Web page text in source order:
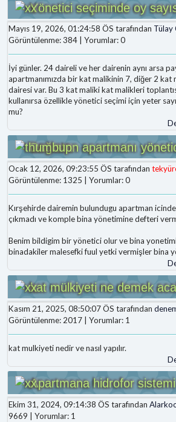
Yönetici seçiminde oy
Mayıs 19, 2026, 01:24:58 ÖS tarafından Tülay
Görüntülenme: 384 | Yorumlar: 0
İyi günler. 24 daireli ve her dairenin aynı arsa
apartmanımızda bir kat malikinin 7, diğer 2 kat
dairesi var. Bu 3 kat maliki kat malikleri
kullanırsa özellikle yönetici seçimi için yeter
mu?
Dağıstan apartmanı
Ocak 12, 2026, 09:23:55 ÖS tarafından
Görüntülenme: 1325 | Yorumlar: 0
Kırşehirde dairemin bulundugu apartman
çıkmadı ve komple bina yönetimine defteri
Benim bildigim bir yönetici olur ve bina
binadakiler malesefki fuul yetki vermişler bina
kat mülkiyeti ne demek
Kasım 21, 2025, 08:50:07 ÖS tarafından
Görüntülenme: 2017 | Yorumlar: 1
kat mulkiyeti nedir ve nasıl yapılır.
Apartmana hidrofor
Ekim 31, 2024, 09:14:38 ÖS tarafından
9669 | Yorumlar: 1